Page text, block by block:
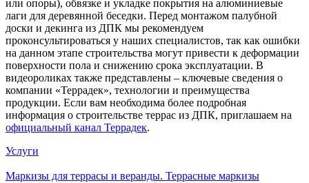
или опоры), обвязке и укладке покрытия на алюминиевые
лаги для деревянной беседки. Перед монтажом палубной
доски и декинга из ДПК мы рекомендуем
проконсультироваться у наших специалистов, так как ошибки
на данном этапе строительства могут привести к деформации
поверхности пола и снижению срока эксплуатации. В
видеороликах также представлены – ключевые сведения о
компании «Террадек», технологии и преимущества
продукции. Если вам необходима более подробная
информация о строительстве террас из ДПК, приглашаем на
официальный канал Террадек.
Услуги
Маркизы для террасы и веранды. Террасные маркизы